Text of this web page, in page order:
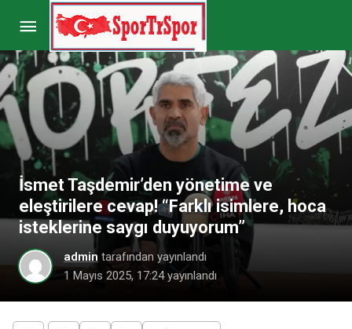
İsmet Taşdemir’den yönetime ve
eleştirilere cevap! “Farklı isimlere, hoca
isteklerine saygı duyuyorum”
admin tarafından yayınlandı
1 Mayıs 2025, 17:24yayınlandı
Ryan Mendes: “Kocaelispor’un Süper Lig’e
uygun kadro hazırlaması gerekiyor”
Yorum Yap Paylaş